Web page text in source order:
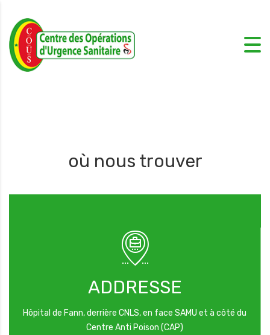
où nous trouver
ADDRESSE
Hôpital de Fann, derrière CNLS, en face SAMU et à côté du
Centre Anti Poison (CAP)